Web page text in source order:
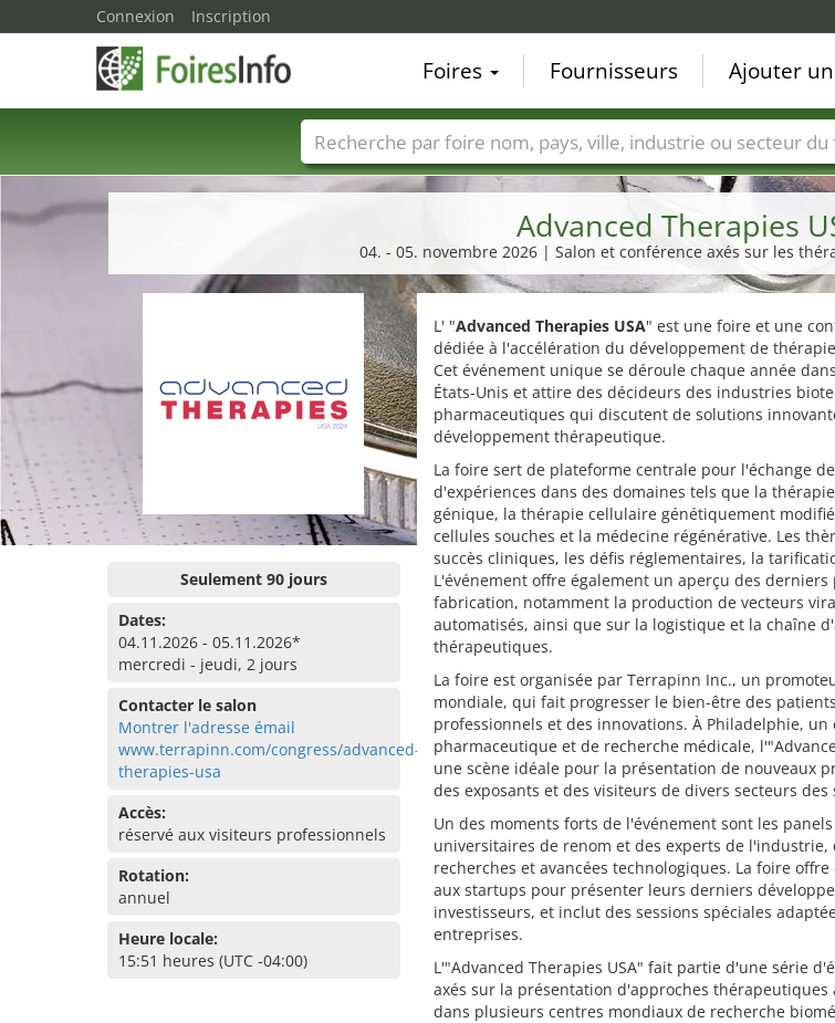
Advanced Therapies
04. - 05. novembre 2026 | Salon et conférence axés sur les
Seulement 90 jours
Dates:
04.11.2026 - 05.11.2026*
mercredi - jeudi, 2 jours
Contacter le salon
Montrer l'adresse émail
www.terrapinn.com/congress/advanced-
therapies-usa
Accès:
réservé aux visiteurs professionnels
Rotation:
annuel
Heure locale:
15:51 heures (UTC -04:00)
L' "Advanced Therapies USA" est une foire et une
dédiée à l'accélération du développement de
Cet événement unique se déroule chaque année
États-Unis et attire des décideurs des industries
pharmaceutiques qui discutent de solutions
développement thérapeutique.
La foire sert de plateforme centrale pour l'échange
d'expériences dans des domaines tels que la
génique, la thérapie cellulaire génétiquement
cellules souches et la médecine régénérative. Les
succès cliniques, les défis réglementaires, la
L'événement offre également un aperçu des
fabrication, notamment la production de vecteurs
automatisés, ainsi que sur la logistique et la chaîne
thérapeutiques.
La foire est organisée par Terrapinn Inc., un
mondiale, qui fait progresser le bien-être des
professionnels et des innovations. À Philadelphie,
pharmaceutique et de recherche médicale,
une scène idéale pour la présentation de nouveaux
des exposants et des visiteurs de divers secteurs des
Un des moments forts de l'événement sont les
universitaires de renom et des experts de
recherches et avancées technologiques. La foire
aux startups pour présenter leurs derniers
investisseurs, et inclut des sessions spéciales
entreprises.
L'"Advanced Therapies USA" fait partie d'une série
axés sur la présentation d'approches thérapeutiques
dans plusieurs centres mondiaux de recherche
Connexion Inscription
Foires Fournisseurs Ajouter
Foire noms Pays Villes Secteurs de foire Secteurs